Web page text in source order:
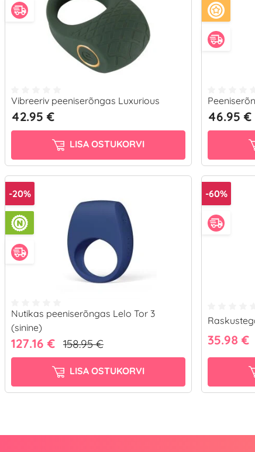
Vibreeriv peeniserõngas Luxurious
42.95 €
LISA OSTUKORVI
46.95 €
-20%
Nutikas peeniserõngas Lelo Tor 3
(sinine)
127.16 € 158.95 €
LISA OSTUKORVI
-60%
35.98 €